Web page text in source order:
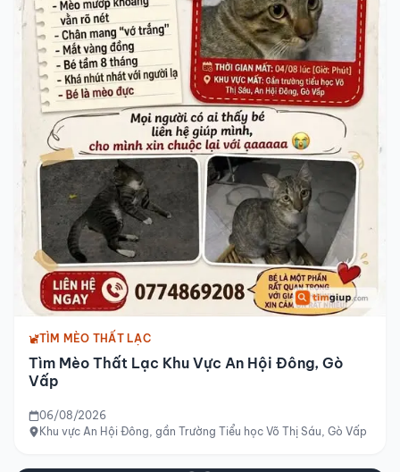
TÌM MÈO THẤT LẠC
Tìm Mèo Thất Lạc Khu Vực An Hội Đông, Gò
Vấp
06/08/2026
Khu vực An Hội Đông, gần Trường Tiểu học Võ Thị Sáu, Gò Vấp